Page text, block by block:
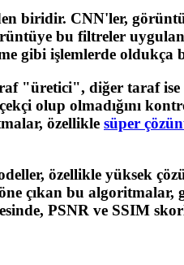
biridir. CNN'ler,
bu filtreler
gibi işlemlerde oldukça
"üretici", diğer taraf ise
olup olmadığını
özellikle süper
özellikle yüksek
çıkan bu algoritmalar,
PSNR ve SSIM